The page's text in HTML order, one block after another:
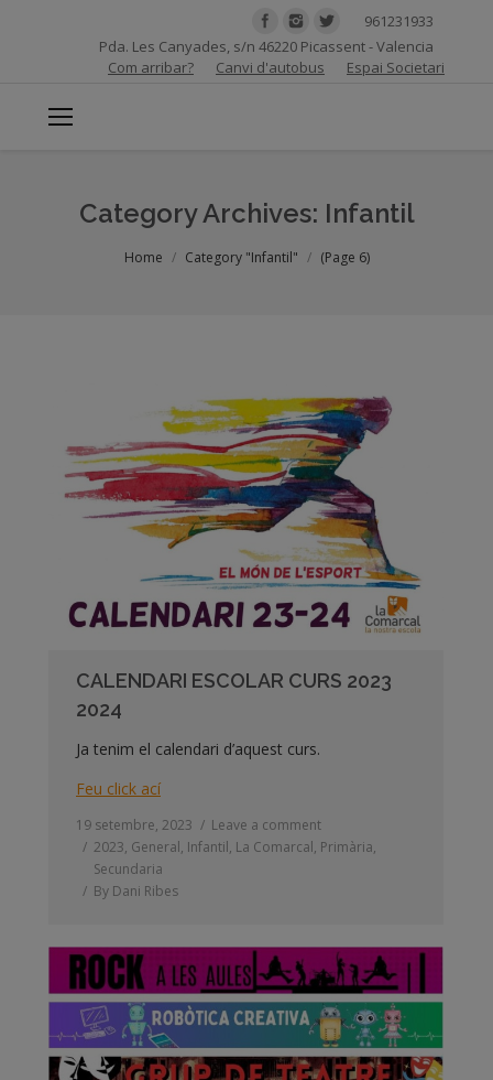
961231933
Pda. Les Canyades, s/n 46220 Picassent - Valencia
Com arribar?
Canvi d'autobus Espai Societari
Category Archives: Infantil
You are here:Home Category "Infantil" (Page 6)
CALENDARI ESCOLAR CURS 2023
2024
Ja tenim el calendari d’aquest curs.
Feu click ací
19 setembre, 2023
Leave a comment
2023, General, Infantil, La Comarcal, Primària,
Secundaria
By Dani Ribes